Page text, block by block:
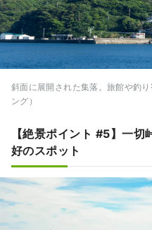
斜面に展開された集落。旅館や釣
ング）
【絶景ポイント #5】一
好のスポット